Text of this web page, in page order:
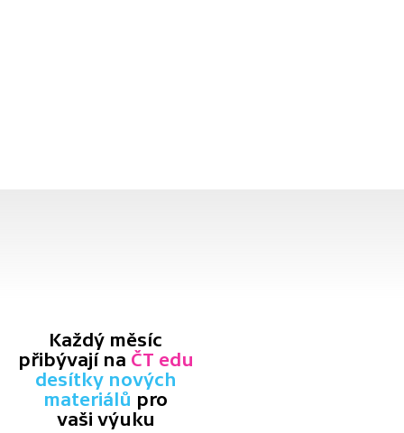
Každý měsíc
přibývají na ČT edu
desítky nových
materiálů pro
vaši výuku